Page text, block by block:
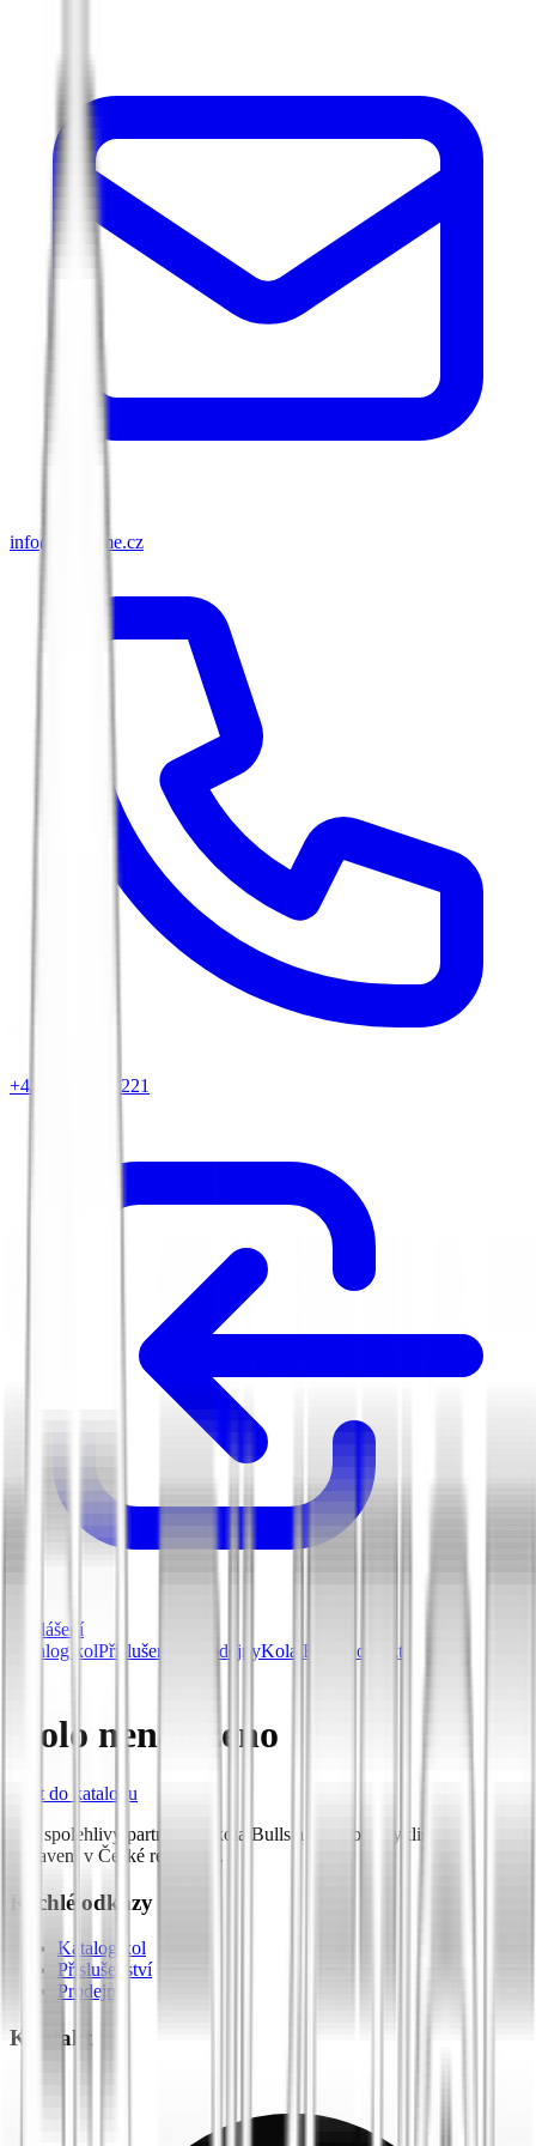
info@biketime.cz
+420 604 263 221
Přihlášení
Katalog kolPříslušenství ProdejnyKola Bulls Kontakt
Kolo nenalezeno
Zpět do katalogu
Váš spolehlivý partner pro kola Bulls a prémiové cyklistické
vybavení v České republice.
Rychlé odkazy
Katalog kol
Příslušenství
Prodejny
Kontakt